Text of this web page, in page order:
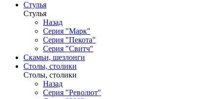
Стулья
Стулья
Назад
Серия "Марк"
Серия "Пекота"
Серия "Свитч"
Скамьи, шезлонги
Столы, столики
Столы, столики
Назад
Серия "Револют"